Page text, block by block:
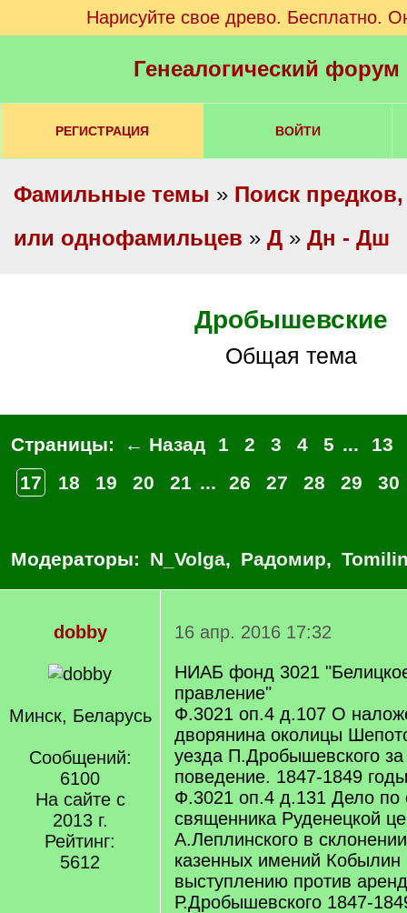
Нарисуйте свое древо. Бесплатно.
Генеалогический
РЕГИСТРАЦИЯ ВОЙТИ
Фамильные темы » Поиск
или однофамильцев » Д » Дн - Дш
Дробышевские
Общая тема
Страницы: ← Назад 1 2 3 4 5 ...
13
17
18 19 20 21 ... 26 27 28 29 30
Модераторы: N_Volga, Радомир,
dobby
Минск, Беларусь
Сообщений:
6100
На сайте с
2013 г.
Рейтинг:
5612
16 апр. 2016 17:32
НИАБ фонд 3021
правление"
Ф.3021 оп.4 д.107 О
дворянина околицы
уезда П.Дробышевского
поведение. 1847-1849 годы
Ф.3021 оп.4 д.131 Дело по
священника Руденецкой
А.Леплинского в
казенных имений
выступлению против
Р.Дробышевского 1847-